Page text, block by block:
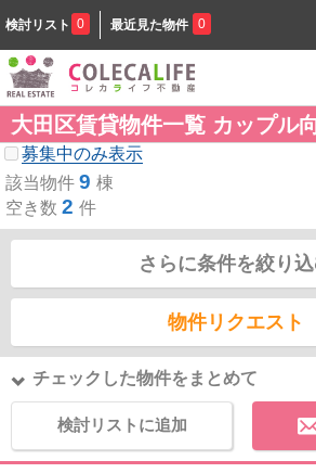
検討リスト 0 最近見た物件 0
大田区賃貸物件一覧 カップル
募集中のみ表示
該当物件 9 棟
空き数 2 件
さらに条件を絞り
物件リクエスト
チェックした物件をまとめて
検討リストに追加